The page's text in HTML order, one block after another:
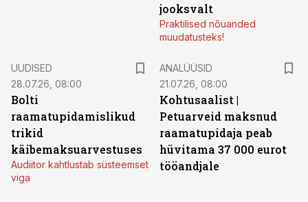
jooksvalt
Praktilised nõuanded
muudatusteks!
UUDISED
28.07.26, 08:00
Bolti
raamatupidamislikud
trikid
käibemaksuarvestuses
Audiitor kahtlustab süsteemset
viga
ANALÜÜSID
21.07.26, 08:00
Kohtusaalist |
Petuarveid maksnud
raamatupidaja peab
hüvitama 37 000 eurot
tööandjale